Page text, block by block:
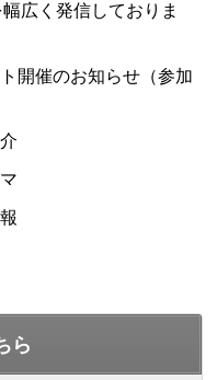
広く発信しておりま
開催のお知らせ（参加
ら